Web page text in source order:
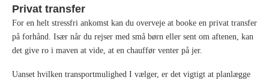
Privat transfer
For en helt stressfri ankomst kan du overveje at booke en privat transfer
på forhånd. Især når du rejser med små børn eller sent om aftenen, kan
det give ro i maven at vide, at en chauffør venter på jer.
Uanset hvilken transportmulighed I vælger, er det vigtigt at planlægge